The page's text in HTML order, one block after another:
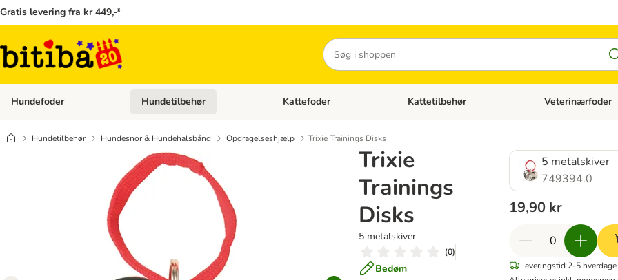
Gratis levering fra kr 449,-*
Søg
Hundefoder Åben kategori menu: Hundefoder
Hundetilbehør Åben kategori menu: Hundetilbehør
Kattefoder Åben kategori menu: Kattefoder
Kattetilbehør Åben kategori
Veterinærfoder
Hundetilbehør Hundesnor & Hundehalsbånd Opdragelseshjælp Trixie Trainings Disks
Trixie
Trainings
Disks
5 metalskiver
(0)
Bedøm
5 metalskiver
749394.0
19,90 kr
Leveringstid 2-5 hverdage